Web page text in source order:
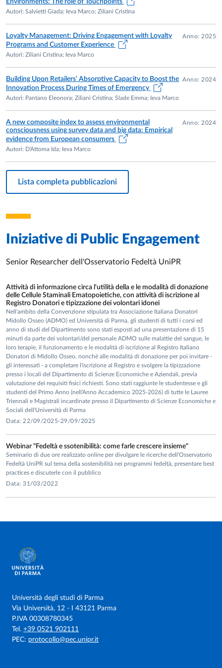
loyalty. Implications for omnichannel retailing, MICRO
& MACRO MARKETING, Vol. 27, No. 3, pp. 375-396,
ISSN: 1121-4228, DOI: 10.1431/91412.
Selezione come unico finalista per l’Italiadella Tesi di
Dottorato per ilBest Thesis Award 2017
dell’International Marketing Trends Conference 2017,
presso la University Carlos III, Madrid (Spagna).
Best paper della sessione tematica “Service, Retailing
& Channel Management”del lavoro IEVA, M., ZILIANI,
complaint channel choice in omnichannel retailing,
Marketing 2018
Moro.
& Channel Management”del lavoro IEVA, M. &
ZILIANI, C. (2017). From customer experience to
customer loyalty: the role of touchpoints in retailing,
presentato alXIV Convegno della Società Italiana di
Marketing 2017“Il Marketing di successo. Imprese, enti
e persone”, tenutosi il 26-27 ottobre presso l’Università
di Bergamo.
Certificate of “Outstanding contribution in reviewing”
rilasciato dal Journal of Retailing and Consumer
Servicesa marzo 2018 in riconoscimento del
contributo apportato come revisore alla qualità della
rivista.
Selezione del lavoro ZILIANI, C., GÀZQUEZ-ABAD, J.C.
& IEVA, M. (2014). “L’efficacia della comunicazione
disegno sperimentale e indicazioni dallo studio pilota”,
di Marketing
per le imprese partner della Società Italiana di
Marketing
internazionali
Workshop in “Qualitative Comparative Analysis
Università di Verona
Scarpi, Università di Bologna, Ilenia Confente e Ivan
Environments: The role of Touchpoints
Autori: Salvietti Giada; Ieva Marco; Ziliani Cristina
Loyalty Management: Driving Engagement with Loyalty
Programs and Customer Experience
Autori: Ziliani Cristina; Ieva Marco
Anno: 2025
Building Upon Retailers’ Absorptive Capacity to Boost the
Innovation Process During Times of Emergency
Autori: Pantano Eleonora; Ziliani Cristina; Slade Emma; Ieva Marco
Anno: 2024
A new composite index to assess environmental
consciousness using survey data and big data: Empirical
evidence from European consumers
Autori: D'Attoma Ida; Ieva Marco
Anno: 2024
Lista completa pubblicazioni
Iniziative di Public Engagement
Senior Researcher dell'Osservatorio Fedeltà UniPR
Attività di informazione circa l'utilità della e le modalità di donazione
delle Cellule Staminali Ematopoietiche, con attività di iscrizione al
Registro Donatori e tipizzazione dei volontari idonei
Nell'ambito della Convenzione stipulata tra Associazione Italiana Donatori
Midollo Osseo (ADMO) ed Università di Parma, gli studenti di tutti i corsi ed
anno di studi del Dipartimento sono stati esposti ad una presentazione di 15
minuti da parte dei volontari/del personale ADMO sulle malattie del sangue, le
loro terapie, il funzionamento e le modalità di iscrizione al Registro Italiano
Donatori di Midollo Osseo, nonché alle modalità di donazione per poi invitare -
gli interessati - a completare l'iscrizione al Registro e svolgere la tipizzazione
presso i locali del Dipartimento di Scienze Economiche e Aziendali, previa
valutazione dei requisiti fisici richiesti. Sono stati raggiunte le studentesse e gli
studenti del Primo Anno (nell'Anno Accademico 2025-2026) di tutte le Lauree
Triennali e Magistrali incardinate presso il Dipartimento di Scienze Economiche e
Sociali dell'Università di Parma
Data: 22/09/2025-29/09/2025
Webinar "Fedeltà e ssotenibilità: come farle crescere insieme"
Seminario di due ore realizzato online per divulgare le ricerche dell'Osservatorio
Fedeltà UniPR sul tema della sostenibilità nei programmi fedeltà, presentare best
practices e discuterle con il pubblico
Data: 31/03/2022
Università degli studi di Parma
Via Università, 12 - I 43121 Parma
P.IVA 00308780345
Tel. +39 0521 902111
PEC: protocollo@pec.unipr.it